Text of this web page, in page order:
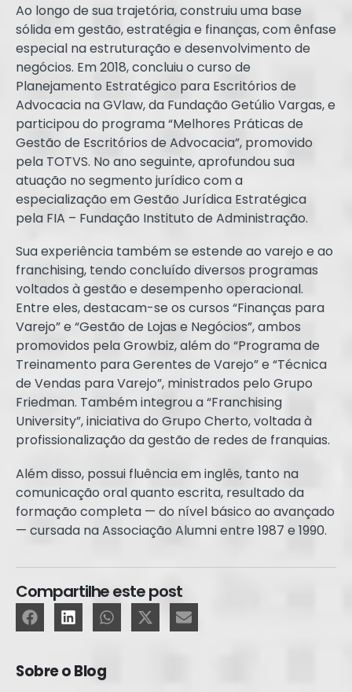
Ao longo de sua trajetória, construiu uma base
sólida em gestão, estratégia e finanças, com ênfase
especial na estruturação e desenvolvimento de
negócios. Em 2018, concluiu o curso de
Planejamento Estratégico para Escritórios de
Advocacia na GVlaw, da Fundação Getúlio Vargas, e
participou do programa “Melhores Práticas de
Gestão de Escritórios de Advocacia”, promovido
pela TOTVS. No ano seguinte, aprofundou sua
atuação no segmento jurídico com a
especialização em Gestão Jurídica Estratégica
pela FIA – Fundação Instituto de Administração.
Sua experiência também se estende ao varejo e ao
franchising, tendo concluído diversos programas
voltados à gestão e desempenho operacional.
Entre eles, destacam-se os cursos “Finanças para
Varejo” e “Gestão de Lojas e Negócios”, ambos
promovidos pela Growbiz, além do “Programa de
Treinamento para Gerentes de Varejo” e “Técnica
de Vendas para Varejo”, ministrados pelo Grupo
Friedman. Também integrou a “Franchising
University”, iniciativa do Grupo Cherto, voltada à
profissionalização da gestão de redes de franquias.
Além disso, possui fluência em inglês, tanto na
comunicação oral quanto escrita, resultado da
formação completa — do nível básico ao avançado
— cursada na Associação Alumni entre 1987 e 1990.
Compartilhe este post
Sobre o Blog